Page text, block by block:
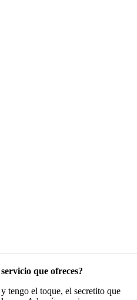
que ofreces?
tengo el toque, el secretito que